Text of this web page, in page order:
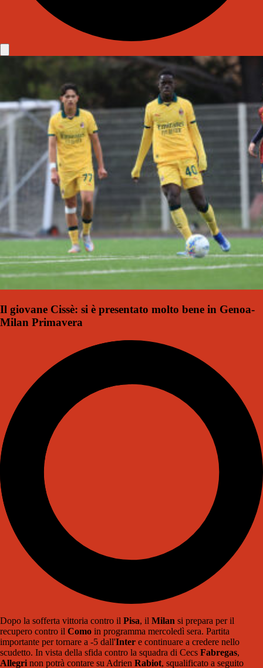
Il giovane Cissè: si è presentato molto bene in Genoa-
Milan Primavera
Dopo la sofferta vittoria contro il Pisa, il Milan si prepara per il
recupero contro il Como in programma mercoledì sera. Partita
importante per tornare a -5 dall'Inter e continuare a credere nello
scudetto. In vista della sfida contro la squadra di Cecs Fabregas,
Allegri non potrà contare su Adrien Rabiot, squalificato a seguito